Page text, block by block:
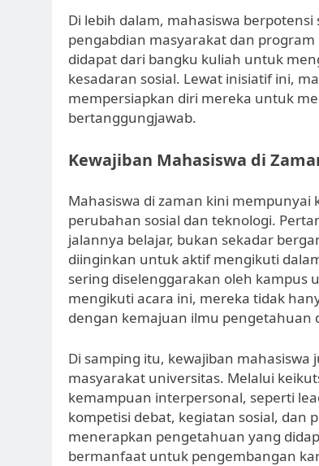
Di lebih dalam, mahasiswa
pengabdian masyarakat dan
didapat dari bangku kuliah untuk
kesadaran sosial. Lewat inisiatif ini,
mempersiapkan diri mereka untuk
bertanggungjawab.
Kewajiban Mahasiswa di
Mahasiswa di zaman kini
perubahan sosial dan teknologi.
jalannya belajar, bukan sekadar
diinginkan untuk aktif mengikuti
sering diselenggarakan oleh kampus
mengikuti acara ini, mereka tidak
dengan kemajuan ilmu pengetahuan
Di samping itu, kewajiban mahasiswa
masyarakat universitas. Melalui
kemampuan interpersonal, seperti
kompetisi debat, kegiatan sosial,
menerapkan pengetahuan yang
bermanfaat untuk pengembangan